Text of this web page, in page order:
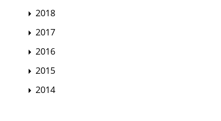
2018
2017
2016
2015
2014